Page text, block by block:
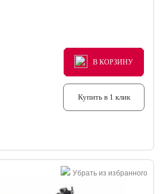
В КОРЗИНУ
В КОРЗИНУ
В КОРЗИНУ
Купить в 1 клик
Убрать из избранного